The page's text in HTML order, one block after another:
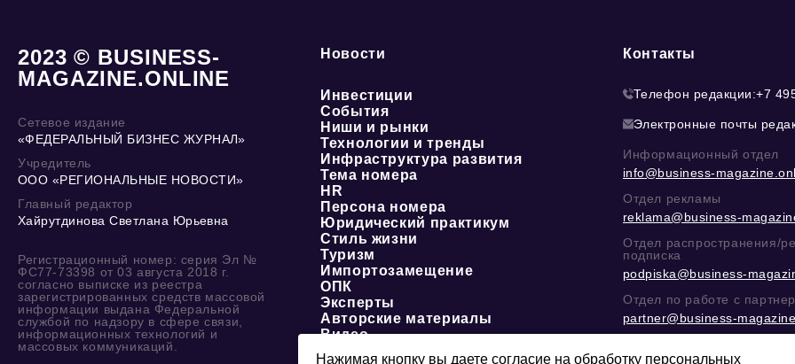
2023 © BUSINESS-
MAGAZINE.ONLINE
Сетевое издание
«ФЕДЕРАЛЬНЫЙ БИЗНЕС ЖУРНАЛ»
Учредитель
ООО «РЕГИОНАЛЬНЫЕ НОВОСТИ»
Главный редактор
Хайрутдинова Светлана Юрьевна
Регистрационный номер: серия Эл №
ФС77-73398 от 03 августа 2018 г.
согласно выписке из реестра
зарегистрированных средств массовой
информации выдана Федеральной
службой по надзору в сфере связи,
информационных технологий и
массовых коммуникаций.
Новости
Инвестиции
События
Ниши и рынки
Технологии и тренды
Инфраструктура развития
Тема номера
HR
Персона номера
Юридический практикум
Стиль жизни
Туризм
Импортозамещение
ОПК
Эксперты
Авторские материалы
Видео
Контакты
Телефон редакции:+7
Электронные почты
Информационный отдел
info@business-
Отдел рекламы
reklama@business-
Отдел распространения/
подписка
podpiska@business-
Отдел по работе с
partner@business-
@mazovилиMAX
Нажимая кнопку вы даете согласие на обработку персональных